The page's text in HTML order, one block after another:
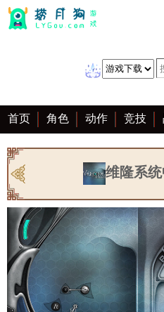
首页 角色 动作 竞技
冒险 棋牌 赛车 音乐
维隆系